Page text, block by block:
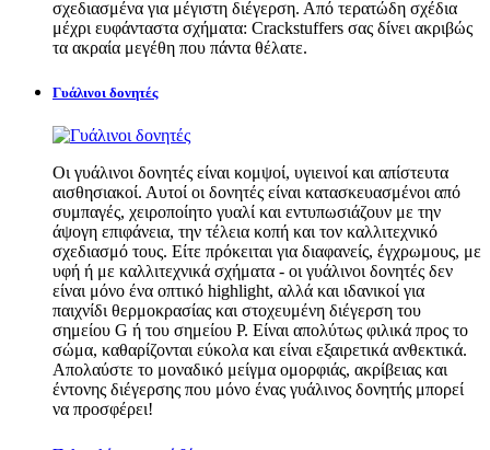
σχεδιασμένα για μέγιστη διέγερση. Από τερατώδη σχέδια
μέχρι ευφάνταστα σχήματα: Crackstuffers σας δίνει ακριβώς
τα ακραία μεγέθη που πάντα θέλατε.
Γυάλινοι δονητές
Οι γυάλινοι δονητές είναι κομψοί, υγιεινοί και απίστευτα
αισθησιακοί. Αυτοί οι δονητές είναι κατασκευασμένοι από
συμπαγές, χειροποίητο γυαλί και εντυπωσιάζουν με την
άψογη επιφάνεια, την τέλεια κοπή και τον καλλιτεχνικό
σχεδιασμό τους. Είτε πρόκειται για διαφανείς, έγχρωμους, με
υφή ή με καλλιτεχνικά σχήματα - οι γυάλινοι δονητές δεν
είναι μόνο ένα οπτικό highlight, αλλά και ιδανικοί για
παιχνίδι θερμοκρασίας και στοχευμένη διέγερση του
σημείου G ή του σημείου P. Είναι απολύτως φιλικά προς το
σώμα, καθαρίζονται εύκολα και είναι εξαιρετικά ανθεκτικά.
Απολαύστε το μοναδικό μείγμα ομορφιάς, ακρίβειας και
έντονης διέγερσης που μόνο ένας γυάλινος δονητής μπορεί
να προσφέρει!